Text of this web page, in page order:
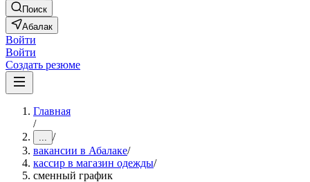
Поиск
Абалак
Войти
Войти
Создать резюме
Главная
/
... /
вакансии в Абалаке/
кассир в магазин одежды/
сменный график